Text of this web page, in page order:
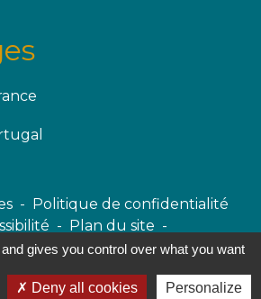
-
Politique de confidentialité
- Plan du site -
des cookies
avec Réseau des Communes
gives you control over what you want
Deny all cookies Personalize